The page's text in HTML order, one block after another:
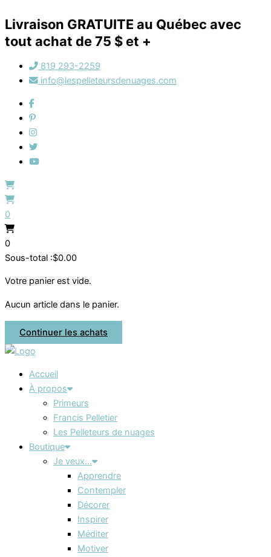
au
contenu
Livraison GRATUITE au Québec avec
tout achat de 75 $ et +
819 293-2259
info@lespelleteursdenuages.com
0
0
Sous-total :$0.00
Votre panier est vide.
Aucun article dans le panier.
Continuer les achats
Accueil
À propos
Primeurs
Francis Pelletier
Les Pelleteurs de nuages
Boutique
Je veux…
Apprendre
Contempler
Décorer
Inspirer
Méditer
Motiver